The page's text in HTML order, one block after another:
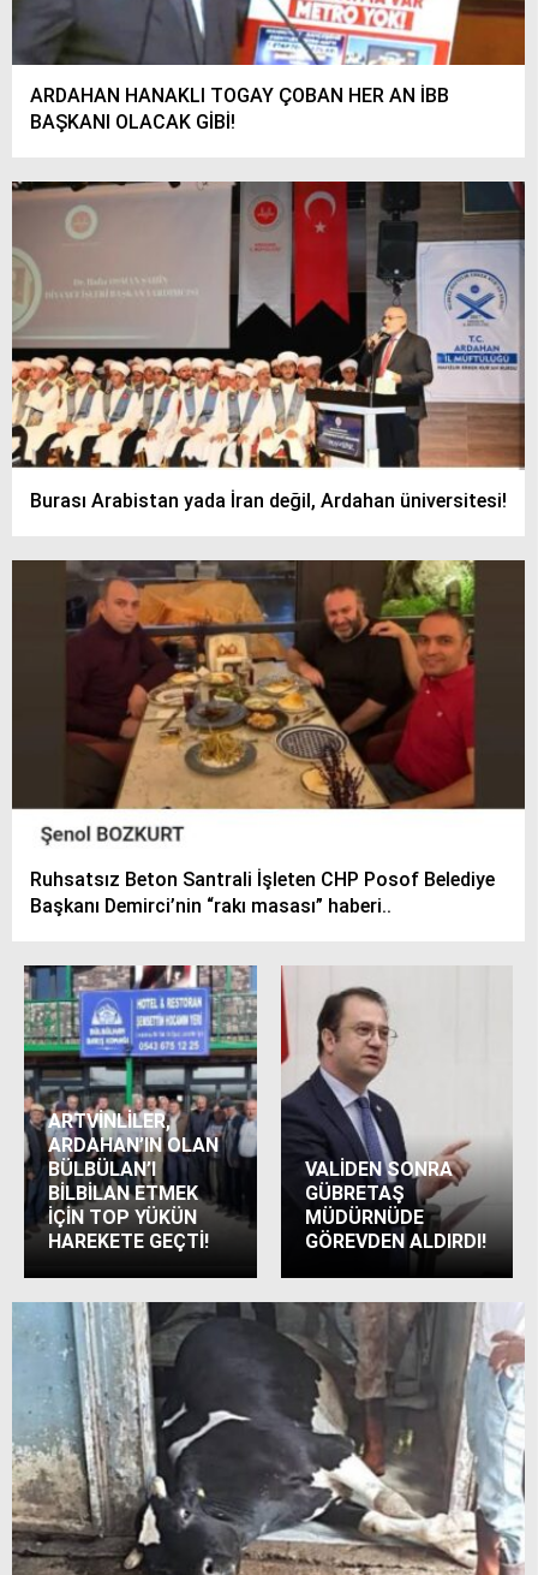
ARDAHAN HANAKLI TOGAY ÇOBAN HER AN İBB
BAŞKANI OLACAK GİBİ!
Burası Arabistan yada İran değil, Ardahan üniversitesi!
Ruhsatsız Beton Santrali İşleten CHP Posof Belediye
Başkanı Demirci’nin “rakı masası” haberi..
ARTVİNLİLER,
ARDAHAN’IN OLAN
BÜLBÜLAN’I
BİLBİLAN ETMEK
İÇİN TOP YÜKÜN
HAREKETE GEÇTİ!
VALİDEN SONRA
GÜBRETAŞ
MÜDÜRNÜDE
GÖREVDEN ALDIRDI!